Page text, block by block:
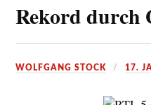
Rekord durch
WOLFGANG STOCK 17.